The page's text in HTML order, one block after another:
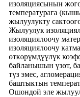
изоляциясынын
температурага
жылуулукту
Жылуулук
изоляциялоочу
изоляциялоочу
өткөрүмдүүлүк
байланышын үзөт,
түз эмес,
баштыктын
Ошондой эле